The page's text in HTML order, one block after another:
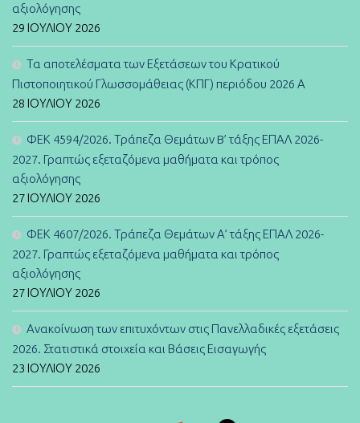
αξιολόγησης
29 ΙΟΥΛΊΟΥ 2026
Τα αποτελέσματα των Εξετάσεων του Κρατικού
Πιστοποιητικού Γλωσσομάθειας (ΚΠΓ) περιόδου 2026 Α
28 ΙΟΥΛΊΟΥ 2026
ΦΕΚ 4594/2026. Τράπεζα Θεμάτων B’ τάξης ΕΠΑΛ 2026-
2027. Γραπτώς εξεταζόμενα μαθήματα και τρόπος
αξιολόγησης
27 ΙΟΥΛΊΟΥ 2026
ΦΕΚ 4607/2026. Τράπεζα Θεμάτων Α’ τάξης ΕΠΑΛ 2026-
2027. Γραπτώς εξεταζόμενα μαθήματα και τρόπος
αξιολόγησης
27 ΙΟΥΛΊΟΥ 2026
Ανακοίνωση των επιτυχόντων στις Πανελλαδικές εξετάσεις
2026. Στατιστικά στοιχεία και Βάσεις Εισαγωγής
23 ΙΟΥΛΊΟΥ 2026